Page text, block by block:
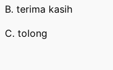
B. terima kasih
C. tolong